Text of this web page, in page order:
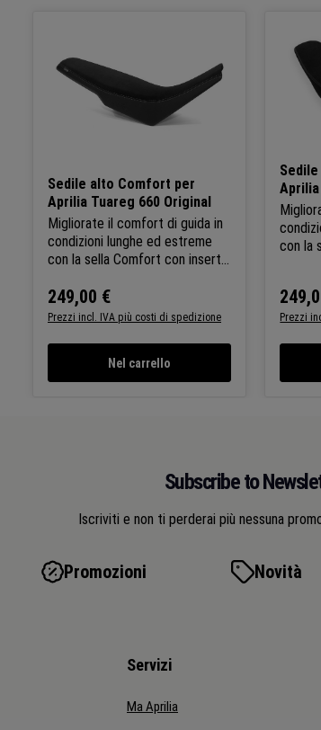
Sedile alto Comfort per
Aprilia Tuareg 660 Original
Migliorate il comfort di guida in
condizioni lunghe ed estreme
con la sella Comfort con inserto
Disponibile in 3 diverse
configurazioni per regolare
questo accessorio offre un
grande comfort per le lunghe
percorrenze.
Prezzo normale:
249,00 €
Prezzi incl. IVA più costi di spedizione
Nel carrello
con la
Prezzo
Prezzi
Subscribe to
Iscriviti e non ti perderai più nessuna
Promozioni Novità
Servizi
Ma Aprilia